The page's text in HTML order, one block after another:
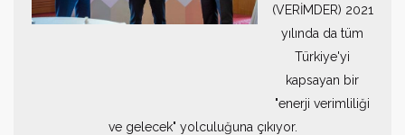
(VERİMDER) 2021
yılında da tüm
Türkiye'yi
kapsayan bir
"enerji verimliliği
ve gelecek" yolculuğuna çıkıyor.